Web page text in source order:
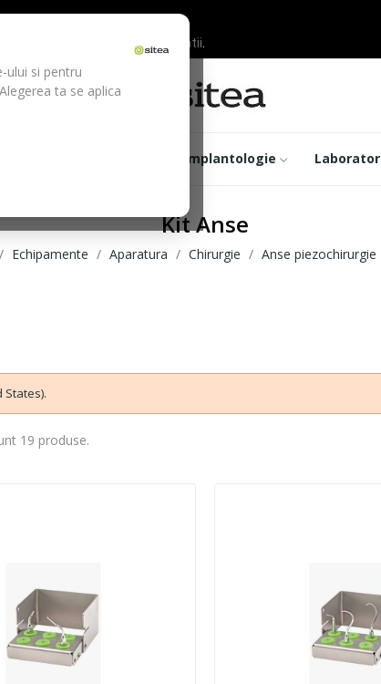
ului si pentru
ta se aplica
inainte de efectuarea platii.
Implantologie Laborator
Kit Anse
Echipamente Aparatura Chirurgie Anse piezochirurgie
19 produse.